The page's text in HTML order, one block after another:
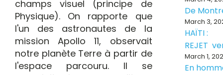
champs visuel (principe de
Physique). On rapporte que
l'un des astronautes de la
mission Apollo 11, observait
notre planète Terre à partir de
l'espace parcouru. Il se
De
March 3,
HAÏTI :
REJET
March 1,
En